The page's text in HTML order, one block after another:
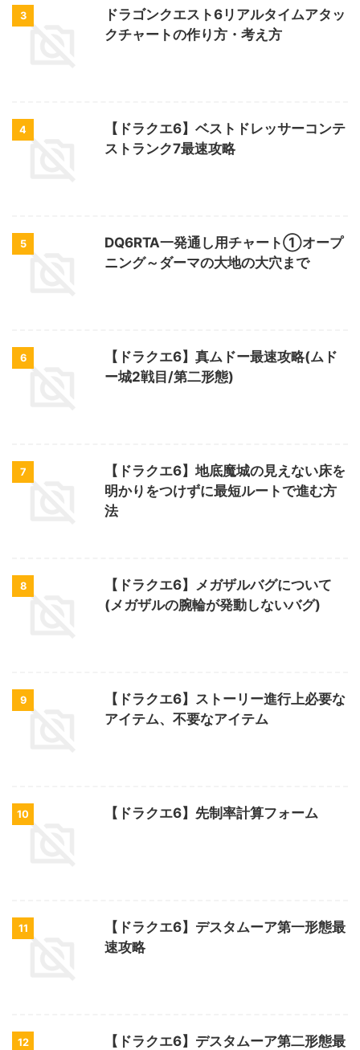
3
ドラゴンクエスト6リアルタイムアタッ
クチャートの作り方・考え方
4
【ドラクエ6】ベストドレッサーコンテ
ストランク7最速攻略
5
DQ6RTA一発通し用チャート①オープ
ニング～ダーマの大地の大穴まで
6
【ドラクエ6】真ムドー最速攻略(ムド
ー城2戦目/第二形態)
7
【ドラクエ6】地底魔城の見えない床を
明かりをつけずに最短ルートで進む方
法
8
【ドラクエ6】メガザルバグについて
(メガザルの腕輪が発動しないバグ)
9
【ドラクエ6】ストーリー進行上必要な
アイテム、不要なアイテム
10 【ドラクエ6】先制率計算フォーム
11
【ドラクエ6】デスタムーア第一形態最
速攻略
12
【ドラクエ6】デスタムーア第二形態最